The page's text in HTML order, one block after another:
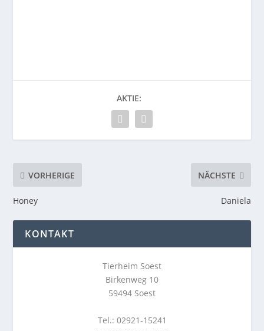
AKTIE:
VORHERIGE
Honey
NÄCHSTE
Daniela
KONTAKT
Tierheim Soest
Birkenweg 10
59494 Soest
Tel.: 02921-15241